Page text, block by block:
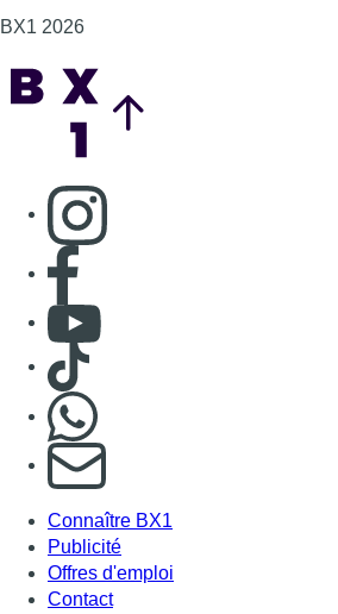
BX1 2026
Consulter page Instagram
Consulter page Facebook
Consulter Youtube
Consulter TikTok
S'abonner à notre newsletter
Connaître BX1
Publicité
Offres d'emploi
Contact